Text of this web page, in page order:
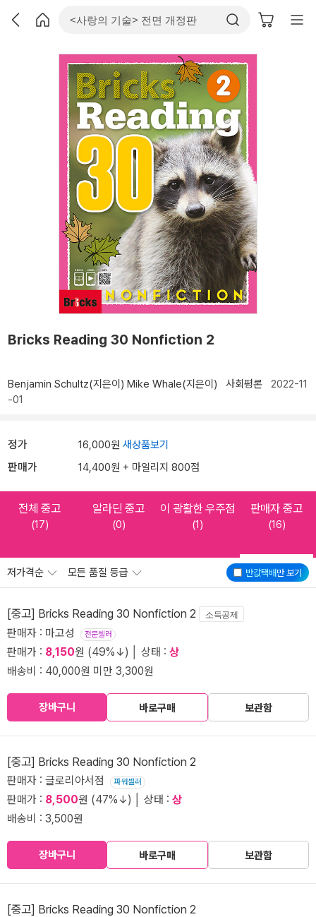
Bricks Reading 30 Nonfiction 2
Benjamin Schultz(지은이) Mike Whale(지은이) 사회평론 2022-11
-01
정가 16,000원 새상품보기
판매가 14,400원 + 마일리지 800점
전체 중고
(17)
알라딘 중고
(0)
이 광활한 우주점
(1)
판매자 중고
(16)
반값택배만 보기
저가격순 모든 품질 등급
[중고] Bricks Reading 30 Nonfiction 2 소득공제
판매자 : 마고성 전문셀러
판매가 : 8,150원 (49%↓) │ 상태 : 상
배송비 : 40,000원 미만 3,300원
장바구니 바로구매 보관함
[중고] Bricks Reading 30 Nonfiction 2
판매자 : 글로리아서점 파워셀러
판매가 : 8,500원 (47%↓) │ 상태 : 상
배송비 : 3,500원
장바구니 바로구매 보관함
[중고] Bricks Reading 30 Nonfiction 2